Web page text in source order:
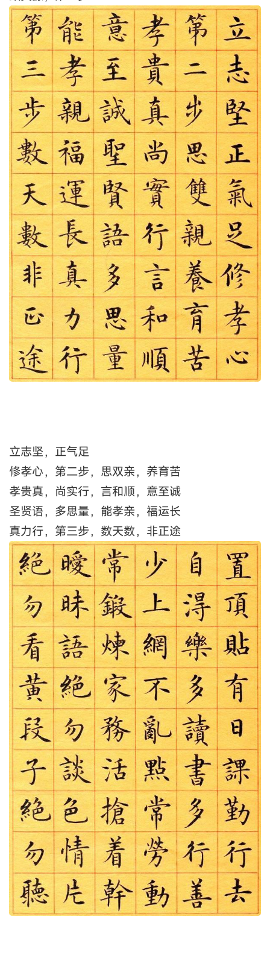
立志坚，正气足
修孝心，第二步，思双亲，养育苦
孝贵真，尚实行，言和顺，意至诚
圣贤语，多思量，能孝亲，福运长
真力行，第三步，数天数，非正途